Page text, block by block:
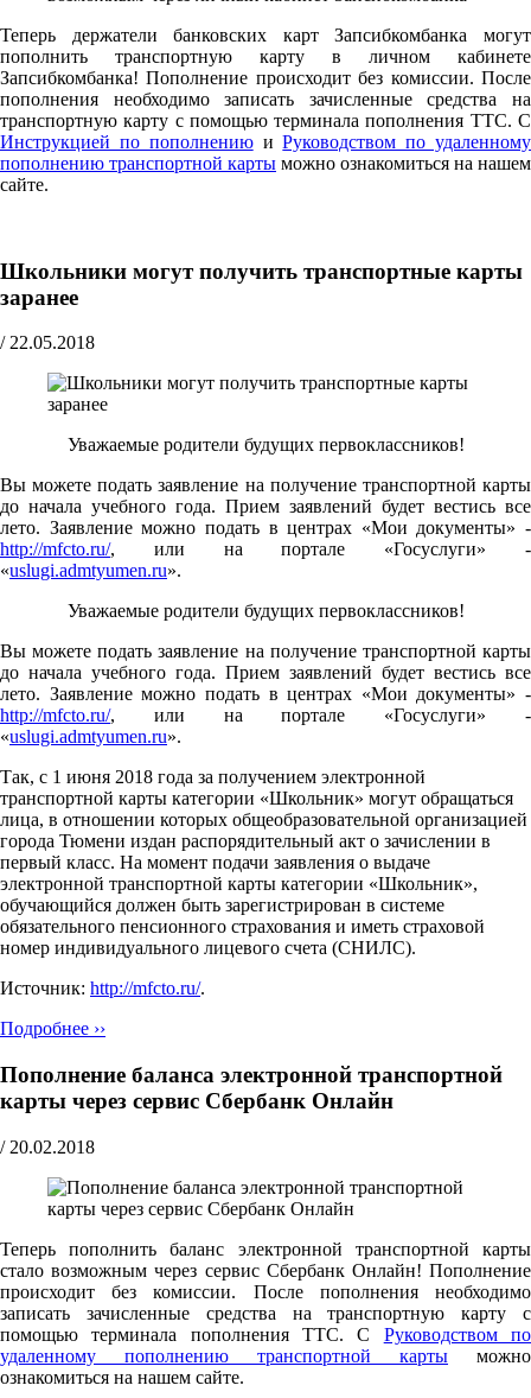
Теперь держатели банковских карт Запсибкомбанка могут
пополнить транспортную карту в личном кабинете
Запсибкомбанка! Пополнение происходит без комиссии. После
пополнения необходимо записать зачисленные средства на
транспортную карту с помощью терминала пополнения ТТС. С
Инструкцией по пополнениюиРуководством по удаленному
пополнению транспортной карты можно ознакомиться на нашем
сайте.
Школьники могут получить транспортные карты
заранее
/ 22.05.2018
Уважаемые родители будущих первоклассников!
Вы можете подать заявление на получение транспортной карты
до начала учебного года. Прием заявлений будет вестись все
лето. Заявление можно подать в центрах «Мои документы» -
http://mfcto.ru/, или на портале «Госуслуги» -
«uslugi.admtyumen.ru».
Уважаемые родители будущих первоклассников!
Вы можете подать заявление на получение транспортной карты
до начала учебного года. Прием заявлений будет вестись все
лето. Заявление можно подать в центрах «Мои документы» -
http://mfcto.ru/, или на портале «Госуслуги» -
«uslugi.admtyumen.ru».
Так, с 1 июня 2018 года за получением электронной
транспортной карты категории «Школьник» могут обращаться
лица, в отношении которых общеобразовательной организацией
города Тюмени издан распорядительный акт о зачислении в
первый класс. На момент подачи заявления о выдаче
электронной транспортной карты категории «Школьник»,
обучающийся должен быть зарегистрирован в системе
обязательного пенсионного страхования и иметь страховой
номер индивидуального лицевого счета (СНИЛС).
Источник: http://mfcto.ru/.
Подробнее ››
Пополнение баланса электронной транспортной
карты через сервис Сбербанк Онлайн
/ 20.02.2018
Теперь пополнить баланс электронной транспортной карты
стало возможным через сервис Сбербанк Онлайн! Пополнение
происходит без комиссии. После пополнения необходимо
записать зачисленные средства на транспортную карту с
помощью терминала пополнения ТТС. С Руководством по
удаленному пополнению транспортной карты можно
ознакомиться на нашем сайте.